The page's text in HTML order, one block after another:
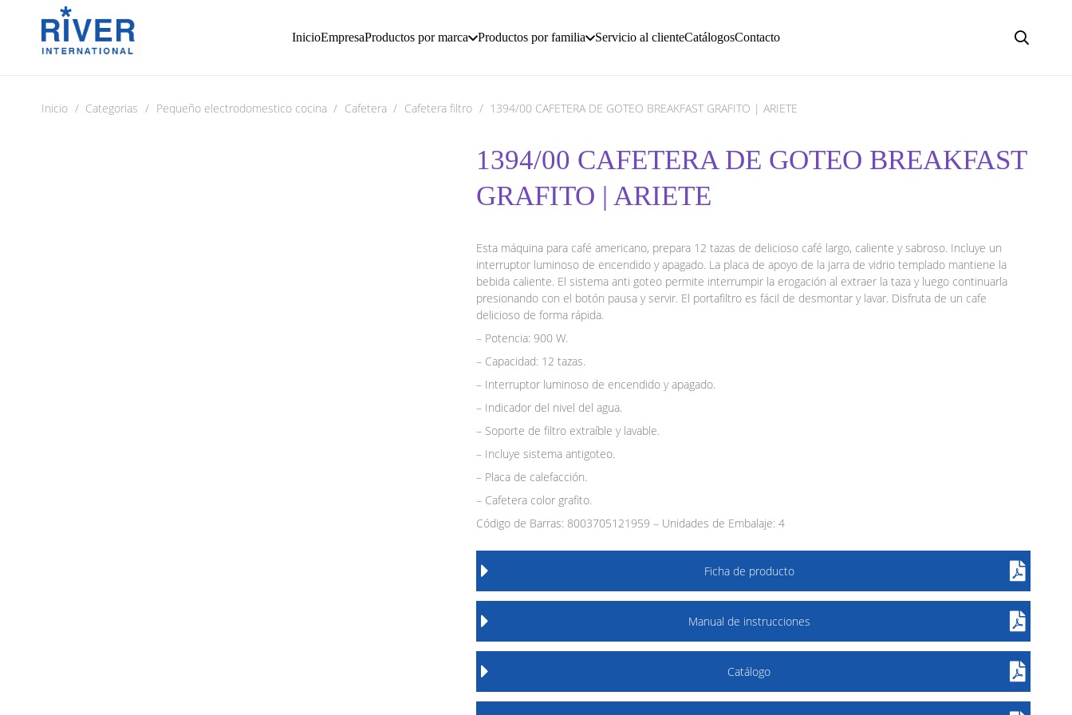
InicioEmpresaProductos por marca Productos por familia Servicio al clienteCatálogosContacto
Inicio / Categorias / Pequeño electrodomestico cocina / Cafetera / Cafetera filtro / 1394/00 CAFETERA DE GOTEO BREAKFAST GRAFITO | ARIETE
1394/00 CAFETERA DE GOTEO BREAKFAST
GRAFITO | ARIETE
Esta máquina para café americano, prepara 12 tazas de delicioso café largo, caliente y sabroso. Incluye un
interruptor luminoso de encendido y apagado. La placa de apoyo de la jarra de vidrio templado mantiene la
bebida caliente. El sistema anti goteo permite interrumpir la erogación al extraer la taza y luego continuarla
presionando con el botón pausa y servir. El portafiltro es fácil de desmontar y lavar. Disfruta de un cafe
delicioso de forma rápida.
– Potencia: 900 W.
– Capacidad: 12 tazas.
– Interruptor luminoso de encendido y apagado.
– Indicador del nivel del agua.
– Soporte de filtro extraíble y lavable.
– Incluye sistema antigoteo.
– Placa de calefacción.
– Cafetera color grafito.
Código de Barras: 8003705121959 – Unidades de Embalaje: 4
Ficha de producto
Manual de instrucciones
Catálogo